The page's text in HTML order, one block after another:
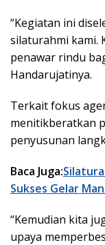
“Kegiatan ini
silaturahmi kami.
penawar rindu
Handarujatinya.
Terkait fokus
menitikberatkan
penyusunan
Baca Juga:
Sukses Gelar
“Kemudian kita
upaya